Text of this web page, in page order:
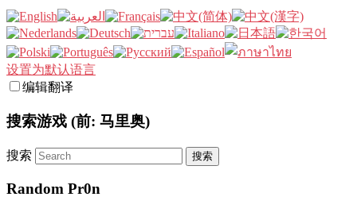
设置为默认语言
编辑翻译
搜索游戏 (前: 马里奥)
搜索
Random Pr0n